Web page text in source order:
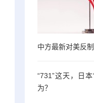
中方最新对美反
“731”这天，日
为？